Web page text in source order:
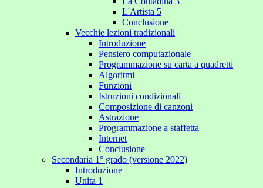
L'Artista 5
Conclusione
Vecchie lezioni tradizionali
Introduzione
Pensiero computazionale
Programmazione su carta a quadretti
Algoritmi
Funzioni
Istruzioni condizionali
Composizione di canzoni
Astrazione
Programmazione a staffetta
Internet
Conclusione
Secondaria 1° grado (versione 2022)
Introduzione
Unita 1